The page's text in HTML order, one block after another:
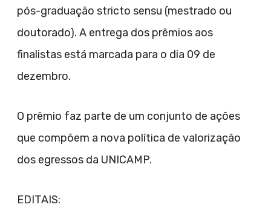
pós-graduação stricto sensu (mestrado ou
doutorado). A entrega dos prêmios aos
finalistas está marcada para o dia 09 de
dezembro.
O prêmio faz parte de um conjunto de ações
que compõem a nova política de valorização
dos egressos da UNICAMP.
EDITAIS: